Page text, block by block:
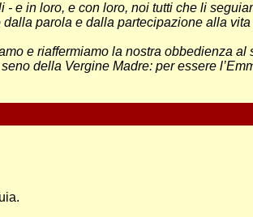
e in loro, e con loro, noi tutti che li
parola e dalla partecipazione alla
e riaffermiamo la nostra obbedienza
della Vergine Madre: per essere